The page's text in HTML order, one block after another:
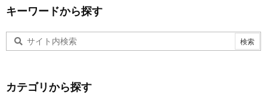
キーワードから探す
カテゴリから探す